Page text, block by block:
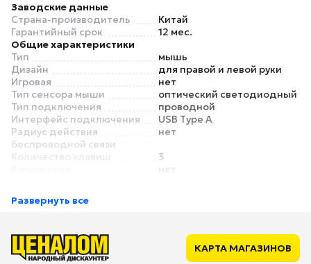
Заводские данные
Страна-производитель
Китай
Гарантийный срок
12 мес.
Общие характеристики
Тип
мышь
Дизайн
для правой и левой руки
Игровая
нет
Тип сенсора мыши
оптический светодиодный
Тип подключения
проводной
Интерфейс подключения
USB Type A
Радиус действия
беспроводной связи
нет
Количество клавиш
3
нет
Основной цвет
Максимальное разрешение
сенсора
1000 dpi
Особенности
Развернуть все
КАРТА МАГАЗИНОВ